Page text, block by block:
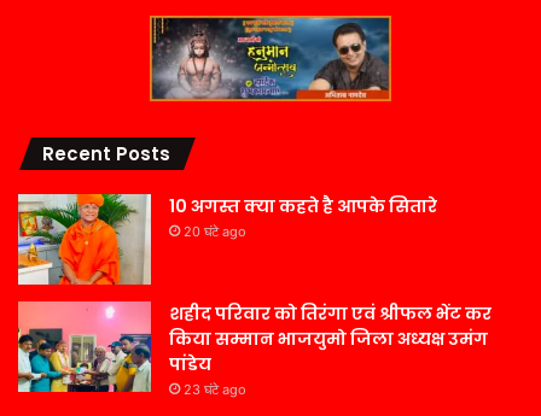
Recent Posts
10 अगस्त क्या कहते है आपके सितारे
20 घंटे ago
शहीद परिवार को तिरंगा एवं श्रीफल भेंट कर
किया सम्मान भाजयुमो जिला अध्यक्ष उमंग
पांडेय
23 घंटे ago